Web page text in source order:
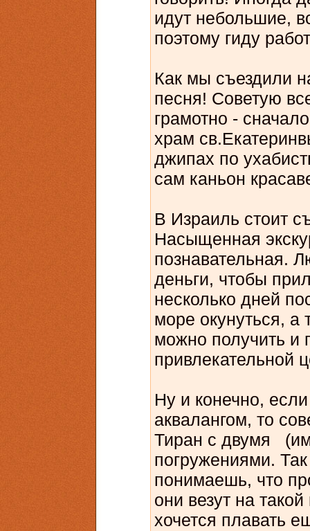
идут небольшие,
поэтому гиду
Как мы съездили
песня! Советую
грамотно -
храм
джипах по
сам каньон
В Израиль стоит
Насыщенная
познавательная.
деньги, чтобы
несколько дней
море окунуться, а
можно получить
привлекательной
Ну и конечно,
аквалангом, то
Тиран с двумя
погружениями.
понимаешь, что
они везут на
хочется плавать